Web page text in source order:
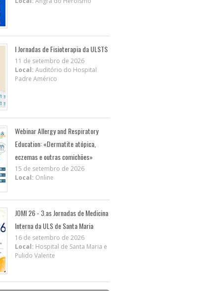
I Jornadas de Fisioterapia da ULSTS
11 de setembro de 2026
Local: Auditório do Hospital
Padre Américo
Webinar Allergy and Respiratory
Education: «Dermatite atópica,
eczemas e outras comichões»
15 de setembro de 2026
Local: Online
JOMI 26 - 3.as Jornadas de Medicina
Interna da ULS de Santa Maria
16 de setembro de 2026
Local: Hospital de Santa Maria e
Pulido Valente